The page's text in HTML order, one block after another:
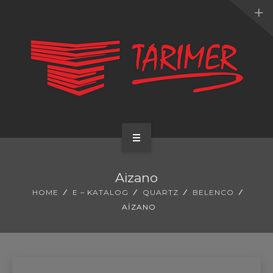
Aizano
HOME E – KATALOG QUARTZ
BELENCO
AIZANO